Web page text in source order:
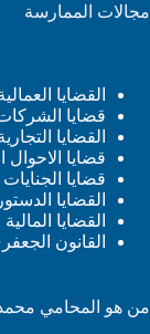
مجالات الممارسة
القضايا
قضايا
القضايا
قضايا
قضايا الجنايات
القضايا
القضايا
القانون
من هو المحامي